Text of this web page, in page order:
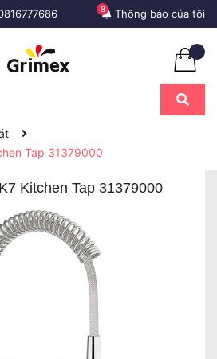
Thông báo của tôi
8
Tap 31379000
Kitchen Tap 31379000